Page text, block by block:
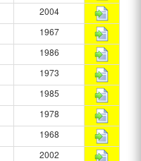
2004
1967
1986
1973
1985
1978
1968
2002